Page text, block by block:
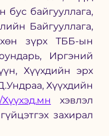
байгууллага,
Байгууллага,
зүрх ТББ-ын
Иргэний
Хүүхдийн эрх
Хүүхдийн
хэвлэл
захирал